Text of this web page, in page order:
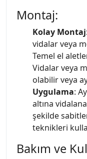
Montaj:
Kolay Montaj
vidalar veya
Temel el
Vidalar veya
olabilir veya
Uygulama:
altına
şekilde
teknikleri
Bakım ve